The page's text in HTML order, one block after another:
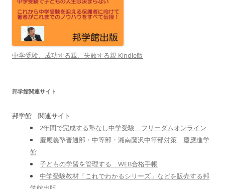
中学受験、成功する親、失敗する親 Kindle版
邦学館関連サイト
邦学館 関連サイト
2年間で完成する塾なし中学受験 フリーダムオンライン
慶應義塾普通部・中等部・湘南藤沢中等部対策 慶應進学
館
子どもの学習を管理する WEB合格手帳
中学受験教材「これでわかるシリーズ」などを販売する邦